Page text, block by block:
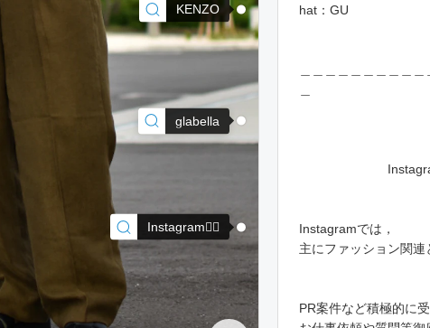
KENZO
glabella
Instagram✍🏻
hat：GU
Instagramでは，
主にファッション関
PR案件など積極的に